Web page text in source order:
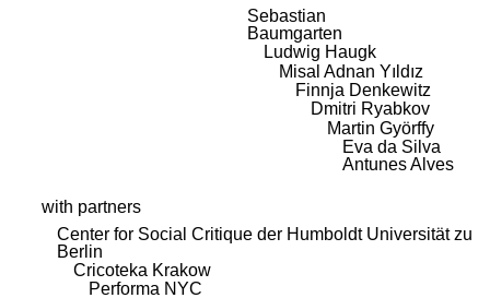
Sebastian
Baumgarten
Ludwig Haugk
Misal Adnan Yıldız
Finnja Denkewitz
Dmitri Ryabkov
Martin Györffy
Eva da Silva
Antunes Alves
with partners
Center for Social Critique der Humboldt Universität zu
Berlin
Cricoteka Krakow
Performa NYC